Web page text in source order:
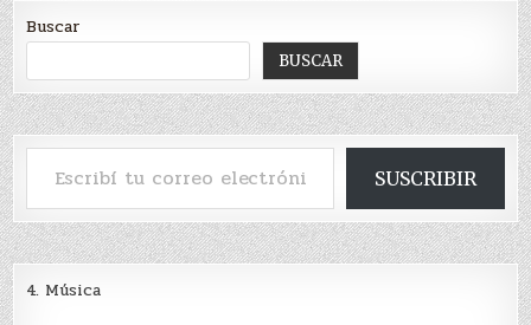
Buscar
BUSCAR
Escribí tu correo electrónico…
SUSCRIBIR
4. Música